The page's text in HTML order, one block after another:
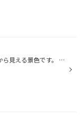
世知原町にある温泉から見える景色です。 たまに行くと癒されます。 寒い日々が続くとついつい恋しくなるものです。 温泉。